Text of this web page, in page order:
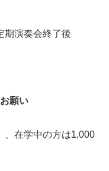
演奏会終了後
願い
在学中の方は1,000